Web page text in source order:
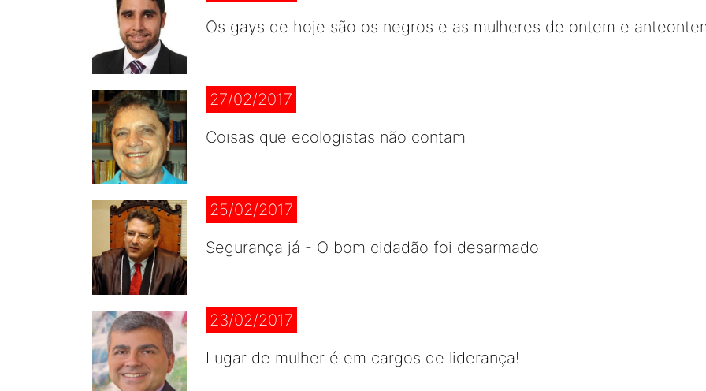
Os gays de hoje são os negros e as mulheres de ontem e
27/02/2017
Coisas que ecologistas não contam
25/02/2017
Segurança já - O bom cidadão foi desarmado
23/02/2017
Lugar de mulher é em cargos de liderança!